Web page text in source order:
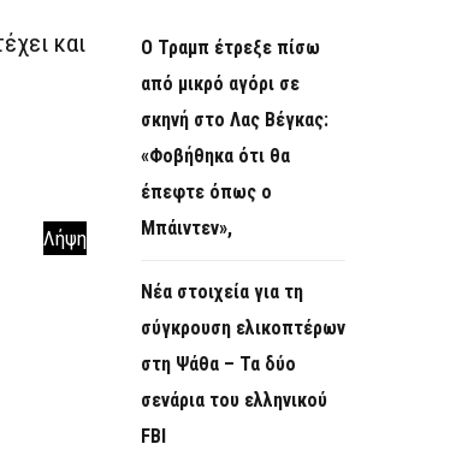
και
Λήψη
Ο Τραμπ έτρεξε πίσω
από μικρό αγόρι σε
σκηνή στο Λας Βέγκας:
«Φοβήθηκα ότι θα
έπεφτε όπως ο
Μπάιντεν»,
Νέα στοιχεία για τη
σύγκρουση ελικοπτέρων
στη Ψάθα – Τα δύο
σενάρια του ελληνικού
FBI